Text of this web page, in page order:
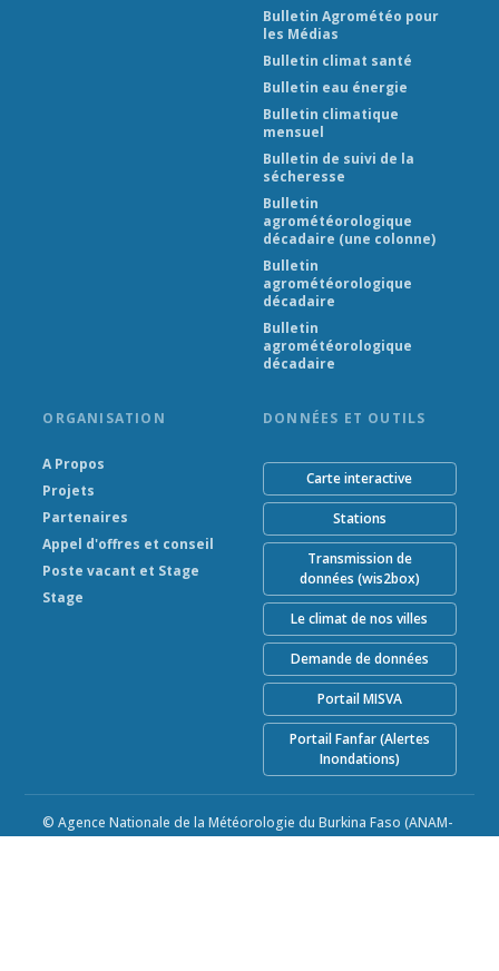
Bulletin Agrométéo pour
les Médias
Bulletin climat santé
Bulletin eau énergie
Bulletin climatique
mensuel
Bulletin de suivi de la
sécheresse
Bulletin
agrométéorologique
décadaire (une colonne)
Bulletin
agrométéorologique
décadaire
Bulletin
agrométéorologique
décadaire
ORGANISATION
A Propos
Projets
Partenaires
Appel d'offres et conseil
Poste vacant et Stage
Stage
DONNÉES ET OUTILS
Carte interactive
Stations
Transmission de
données (wis2box)
Le climat de nos villes
Demande de données
Portail MISVA
Portail Fanfar (Alertes
Inondations)
© Agence Nationale de la Météorologie du Burkina Faso (ANAM-
BF) 2026